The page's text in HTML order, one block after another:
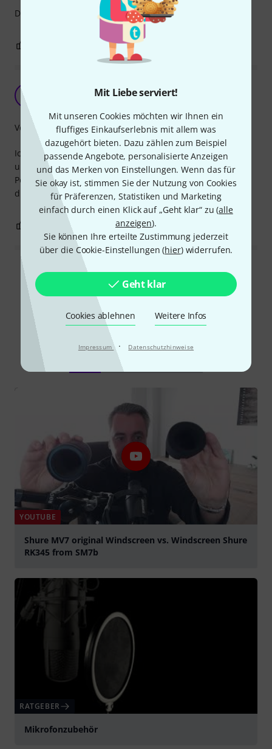
Mit Liebe serviert!
Mit unseren Cookies möchten wir Ihnen ein
fluffiges Einkaufserlebnis mit allem was
dazugehört bieten. Dazu zählen zum Beispiel
passende Angebote, personalisierte Anzeigen
und das Merken von Einstellungen. Wenn das für
Sie okay ist, stimmen Sie der Nutzung von Cookies
für Präferenzen, Statistiken und Marketing
einfach durch einen Klick auf „Geht klar“ zu (alle
anzeigen).
Sie können Ihre erteilte Zustimmung jederzeit
über die Cookie-Einstellungen (hier) widerrufen.
Geht klar
Cookies ablehnen Weitere Infos
Impressum · Datenschutzhinweise
Der POPUP Schutz ist super verarbeitet.
BEWERTUNG MELDEN
M Passt ebenfalls perfekt auf ein Shure MV7
Ich habe diesen Popschutz für mein Shure MV7 gekauft,
und finde diesen weitaus besser, als den mitgelieferten
Popschutz des MV7. Für mich ein sehr gutes Upgrade für
die paar Euro.
Verarbeitung
0 BEWERTUNG MELDEN
Alle Bewertungen lesen
Schon gewusst?
Videos
YOUTUBE
Shure MV7 original Windscreen vs. Windscreen Shure
RK345 from SM7b
RATGEBER
Mikrofonzubehör